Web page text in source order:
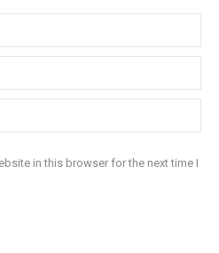
in this browser for the next time I